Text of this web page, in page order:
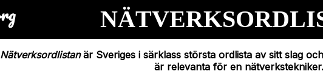
Nätverksordlistanär Sveriges i särklass största ordlista av sitt slag
är relevanta för en nätverkstekniker.